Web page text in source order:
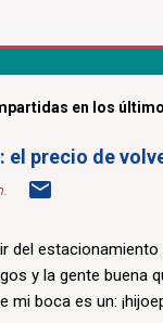
en los
precio de
del
y la gente buena
mi boca es un: